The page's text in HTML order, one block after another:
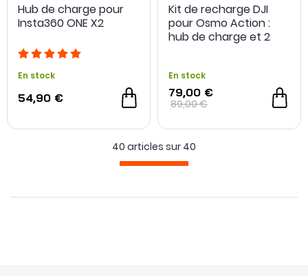
Hub de charge pour
Insta360 ONE X2
En stock
54,90 €
Kit de recharge DJI
pour Osmo Action :
hub de charge et 2
En stock
79,00 €
89,00 €
40 articles sur 40